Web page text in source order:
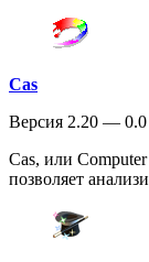
Cas
Версия 2.20 —
Cas, или
позволяет